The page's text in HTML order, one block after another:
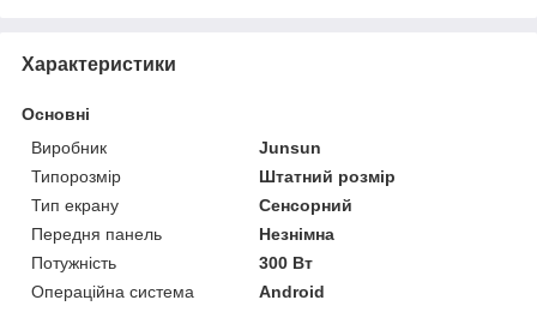
Характеристики
Основні
Виробник
Junsun
Типорозмір
Штатний розмір
Тип екрану
Сенсорний
Передня панель
Незнімна
Потужність
300 Вт
Операційна система
Android